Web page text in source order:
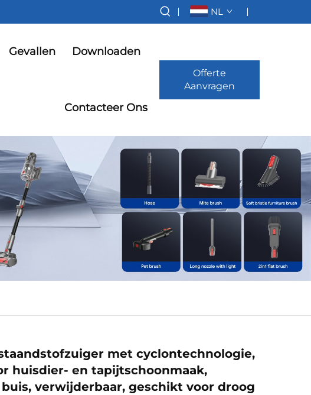
NL
Gevallen Downloaden
Contacteer Ons
Offerte
Aanvragen
met cyclontechnologie,
huisdier- en tapijtschoonmaak,
verwijderbaar, geschikt voor droog